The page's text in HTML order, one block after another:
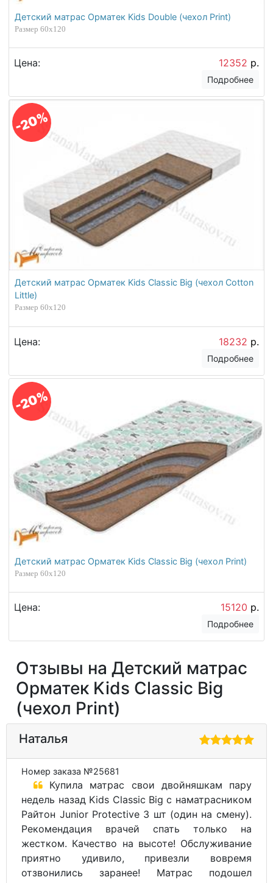
Детский матрас Орматек Kids Double (чехол Print)
Размер 60х120
Цена: 12352 р.
Подробнее
-20%
Детский матрас Орматек Kids Classic Big (чехол Cotton
Little)
Размер 60х120
Цена: 18232 р.
Подробнее
-20%
Детский матрас Орматек Kids Classic Big (чехол Print)
Размер 60х120
Цена: 15120 р.
Подробнее
Отзывы на Детский матрас
Орматек Kids Classic Big
(чехол Print)
Наталья
Номер заказа №25681
Купила матрас свои двойняшкам пару
недель назад Kids Classic Big с наматрасником
Райтон Junior Protective 3 шт (один на смену).
Рекомендация врачей спать только на
жестком. Качество на высоте! Обслуживание
приятно удивило, привезли вовремя
отзвонились заранее! Матрас подошел